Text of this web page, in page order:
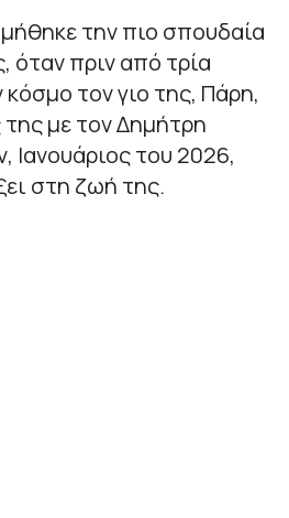
την πιο σπουδαία
όταν πριν από τρία
τον γιο της, Πάρη,
με τον Δημήτρη
Ιανουάριος του 2026,
στη ζωή της.